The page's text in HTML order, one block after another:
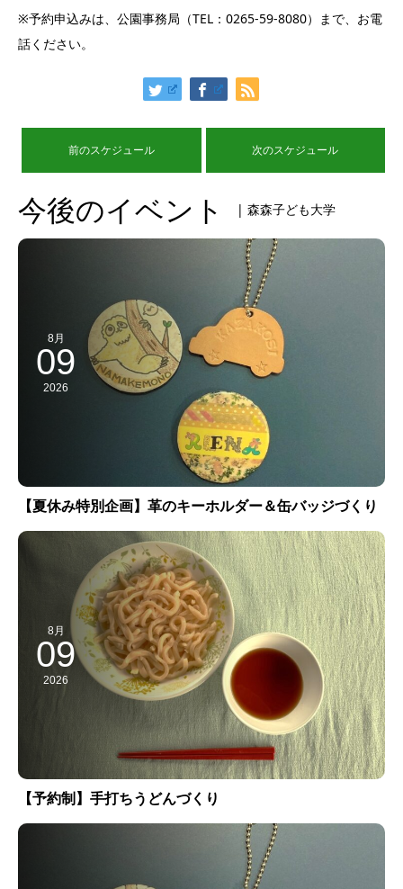
※予約申込みは、公園事務局（TEL：0265-59-8080）まで、お電
話ください。
前のスケジュール 次のスケジュール
今後のイベント | 森森子ども大学
8月
09
2026
【夏休み特別企画】革のキーホルダー＆缶バッジづくり
8月
09
2026
【予約制】手打ちうどんづくり